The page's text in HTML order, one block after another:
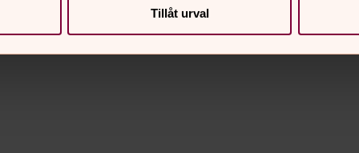
Tillåt urval